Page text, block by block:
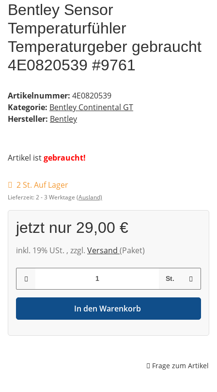
Bentley Sensor
Temperaturfühler
Temperaturgeber gebraucht
4E0820539 #9761
Artikelnummer: 4E0820539
Kategorie: Bentley Continental GT
Hersteller: Bentley
Artikel istgebraucht!
2 St. Auf Lager
Lieferzeit:2 - 3 Werktage (Ausland)
jetzt nur 29,00 €
inkl. 19% USt. , zzgl. Versand (Paket)
St.
In den Warenkorb
Frage zum Artikel